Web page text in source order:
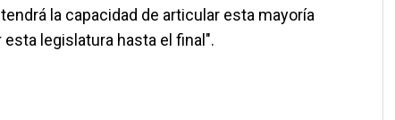
la capacidad de articular esta mayoría
legislatura hasta el final".